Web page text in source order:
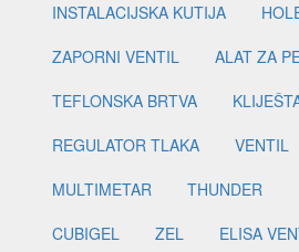
INSTALACIJSKA KUTIJA
ZAPORNI VENTIL
ALAT ZA
TEFLONSKA BRTVA
REGULATOR TLAKA
VENTIL
MULTIMETAR
THUNDER
CUBIGEL
ZEL
ELISA